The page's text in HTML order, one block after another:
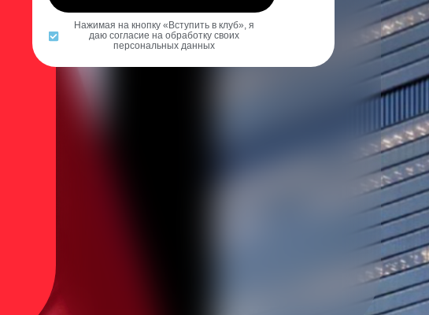
Нажимая на кнопку «Вступить в клуб», я
даю согласие на обработку своих
персональных данных